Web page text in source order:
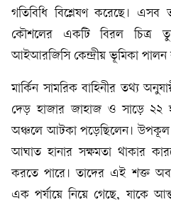
গতিবিধি বিশ্লেষণ করেছে। এসব
কৌশলের একটি বিরল চিত্র
আইআরজিসি কেন্দ্রীয় ভূমিকা পালন
মার্কিন সামরিক বাহিনীর তথ্য
দেড় হাজার জাহাজ ও সাড়ে ২২
অঞ্চলে আটকা পড়েছিলেন। উপকূল
আঘাত হানার সক্ষমতা থাকার
করতে পারে। তাদের এই শক্ত
এক পর্যায়ে নিয়ে গেছে, যাকে